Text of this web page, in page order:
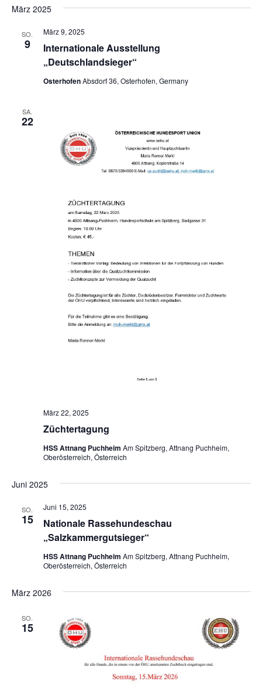
März 2025
SO.
9
Internationale Ausstellung
„Deutschlandsieger“
März 9, 2025
OsterhofenAbsdorf 36, Osterhofen, Germany
SA.
22
Züchtertagung
März 22, 2025
HSS Attnang Puchheim Am Spitzberg, Attnang Puchheim,
Oberösterreich, Österreich
Juni 2025
SO.
15
Nationale Rassehundeschau
„Salzkammergutsieger“
Juni 15, 2025
HSS Attnang Puchheim Am Spitzberg, Attnang Puchheim,
Oberösterreich, Österreich
März 2026
SO.
15